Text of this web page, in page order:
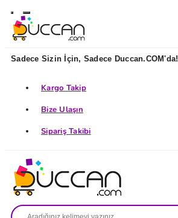
Sadece Sizin İçin, Sadece Duccan.COM'da!
Kargo Takip
Bize Ulaşın
Sipariş Takibi